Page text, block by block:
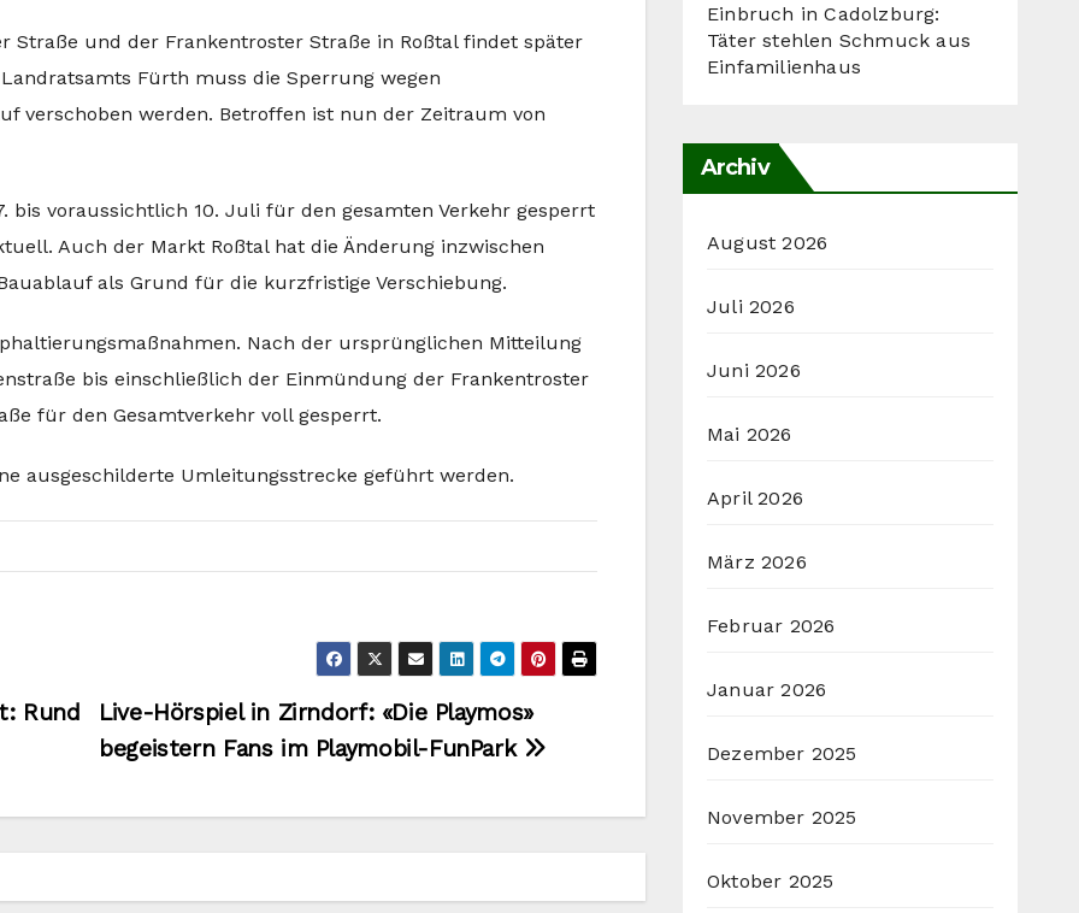
Straße und der Frankentroster Straße in Roßtal findet später
Fürth muss die Sperrung wegen
verschoben werden. Betroffen ist nun der Zeitraum von
bis voraussichtlich 10. Juli für den gesamten Verkehr gesperrt
Auch der Markt Roßtal hat die Änderung inzwischen
als Grund für die kurzfristige Verschiebung.
Nach der ursprünglichen Mitteilung
bis einschließlich der Einmündung der Frankentroster
für den Gesamtverkehr voll gesperrt.
ausgeschilderte Umleitungsstrecke geführt werden.
Live-Hörspiel in Zirndorf: «Die Playmos»
begeistern Fans im Playmobil-FunPark
Rund
Einbruch in Cadolzburg:
Täter stehlen Schmuck aus
Einfamilienhaus
Archiv
August 2026
Juli 2026
Juni 2026
Mai 2026
April 2026
März 2026
Februar 2026
Januar 2026
Dezember 2025
November 2025
Oktober 2025